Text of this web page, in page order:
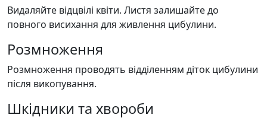
Видаляйте відцвілі квіти. Листя залишайте до
повного висихання для живлення цибулини.
Розмноження
Розмноження проводять відділенням діток цибулини
після викопування.
Шкідники та хвороби